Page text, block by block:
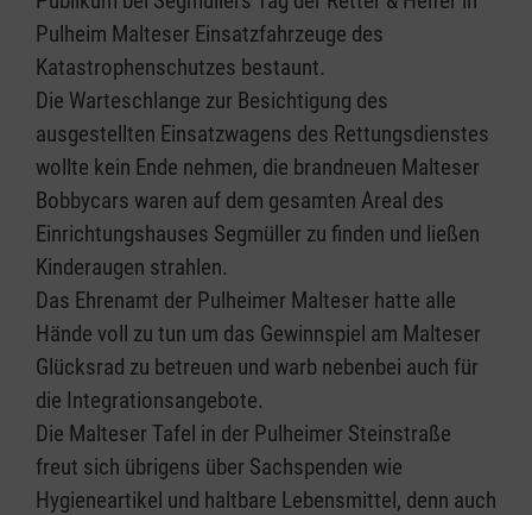
Pulheim Malteser Einsatzfahrzeuge des
Katastrophenschutzes bestaunt.
Die Warteschlange zur Besichtigung des
ausgestellten Einsatzwagens des Rettungsdienstes
wollte kein Ende nehmen, die brandneuen Malteser
Bobbycars waren auf dem gesamten Areal des
Einrichtungshauses Segmüller zu finden und ließen
Kinderaugen strahlen.
Das Ehrenamt der Pulheimer Malteser hatte alle
Hände voll zu tun um das Gewinnspiel am Malteser
Glücksrad zu betreuen und warb nebenbei auch für
die Integrationsangebote.
Die Malteser Tafel in der Pulheimer Steinstraße
freut sich übrigens über Sachspenden wie
Hygieneartikel und haltbare Lebensmittel, denn auch